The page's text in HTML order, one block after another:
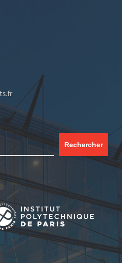
Rechercher